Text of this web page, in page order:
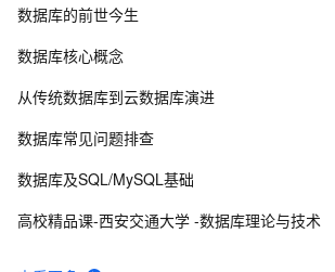
8 Linux 性能诊断 perf使用指南
10聊一聊双十一背后的技术 - 物流, 动态路径规
数据库的前世今生
数据库核心概念
从传统数据库到云数据库演进
数据库常见问题排查
数据库及SQL/MySQL基础
高校精品课-西安交通大学 -数据库理论与技术